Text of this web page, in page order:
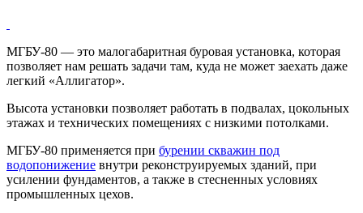
МГБУ-80 — это малогабаритная буровая установка, которая
позволяет нам решать задачи там, куда не может заехать даже
легкий «Аллигатор».
Высота установки позволяет работать в подвалах, цокольных
этажах и технических помещениях с низкими потолками.
МГБУ-80 применяется при бурении скважин под
водопонижение внутри реконструируемых зданий, при
усилении фундаментов, а также в стесненных условиях
промышленных цехов.